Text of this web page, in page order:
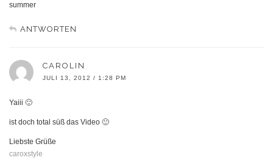
summer
ANTWORTEN
CAROLIN
JULI 13, 2012 / 1:28 PM
Yaiii 🙂
ist doch total süß das Video 🙂
Liebste Grüße
caroxstyle